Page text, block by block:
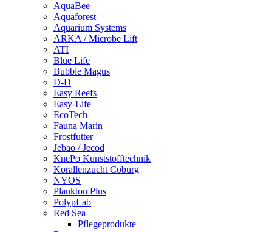
AquaBee
Aquaforest
Aquarium Systems
ARKA / Microbe Lift
ATI
Blue Life
Bubble Magus
D-D
Easy Reefs
Easy-Life
EcoTech
Fauna Marin
Frostfutter
Jebao / Jecod
KnePo Kunststofftechnik
Korallenzucht Coburg
NYOS
Plankton Plus
PolypLab
Red Sea
Pflegeprodukte